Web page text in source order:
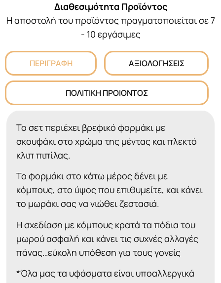
Διαθεσιμότητα Προϊόντος
Η αποστολή του προϊόντος πραγματοποιείται σε 7
- 10 εργάσιμες
ΠΕΡΙΓΡΑΦΗ ΑΞΙΟΛΟΓΗΣΕΙΣ
ΠΟΛΙΤΙΚΗ ΠΡΟΙΟΝΤΟΣ
Το σετ περιέχει βρεφικό φορμάκι με
σκουφάκι στο χρώμα της μέντας και πλεκτό
κλιπ πιπίλας.
Το φορμάκι στο κάτω μέρος δένει με
κόμπους, στο ύψος που επιθυμείτε, και κάνει
το μωράκι σας να νιώθει ζεστασιά.
Η σχεδίαση με κόμπους κρατά τα πόδια του
μωρού ασφαλή και κάνει τις συχνές αλλαγές
πάνας…εύκολη υπόθεση για τους γονείς
*Όλα μας τα υφάσματα είναι υποαλλεργικά